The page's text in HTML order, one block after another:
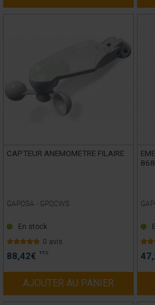
CAPTEUR ANEMOMETRE FILAIRE
GAPOSA - GPQCWS
En stock
0 avis
88,42€ TTC
AJOUTER AU PANIER